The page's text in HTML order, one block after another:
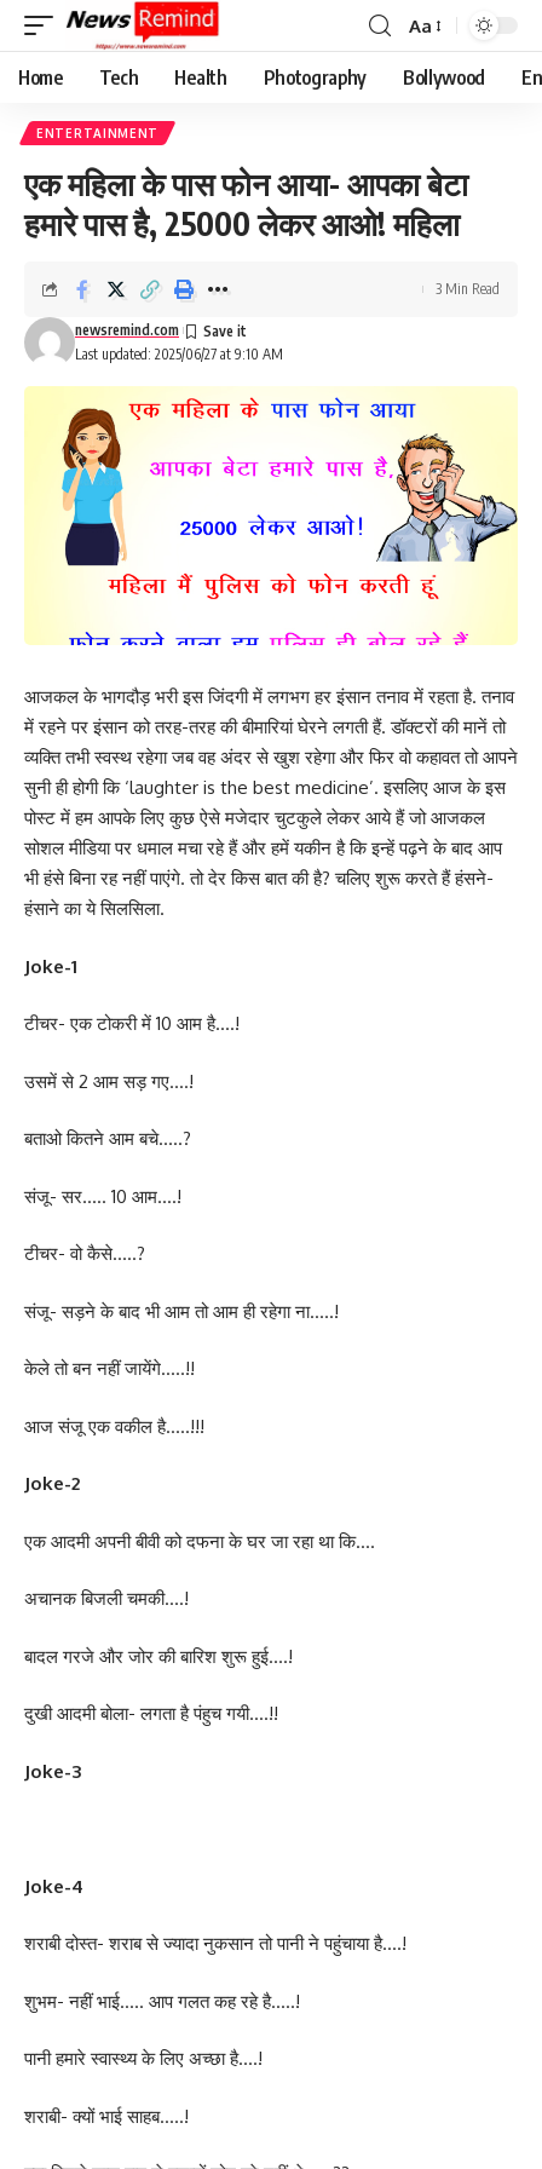
Font
Resizer
Aa
Home Tech Health Photography Bollywood
ENTERTAINMENT
एक महिला के पास फोन आया- आपका बेटा
हमारे पास है, 25000 लेकर आओ! महिला
Last updated: 2025/06/27 at 9:10 AM
newsremind.com
3 Min Read
आजकल के भागदौड़ भरी इस जिंदगी में लगभग हर इंसान तनाव में रहता है. तनाव
में रहने पर इंसान को तरह-तरह की बीमारियां घेरने लगती हैं. डॉक्टरों की मानें तो
व्यक्ति तभी स्वस्थ रहेगा जब वह अंदर से खुश रहेगा और फिर वो कहावत तो आपने
सुनी ही होगी कि ‘laughter is the best medicine’. इसलिए आज के इस
पोस्ट में हम आपके लिए कुछ ऐसे मजेदार चुटकुले लेकर आये हैं जो आजकल
सोशल मीडिया पर धमाल मचा रहे हैं और हमें यकीन है कि इन्हें पढ़ने के बाद आप
भी हंसे बिना रह नहीं पाएंगे. तो देर किस बात की है? चलिए शुरू करते हैं हंसने-
हंसाने का ये सिलसिला.
Joke-1
टीचर- एक टोकरी में 10 आम है….!
उसमें से 2 आम सड़ गए….!
बताओ कितने आम बचे…..?
संजू- सर….. 10 आम….!
टीचर- वो कैसे…..?
संजू- सड़ने के बाद भी आम तो आम ही रहेगा ना…..!
केले तो बन नहीं जायेंगे…..!!
आज संजू एक वकील है…..!!!
Joke-2
एक आदमी अपनी बीवी को दफना के घर जा रहा था कि….
अचानक बिजली चमकी….!
बादल गरजे और जोर की बारिश शुरू हुई….!
दुखी आदमी बोला- लगता है पंहुच गयी….!!
Joke-3
Joke-4
शराबी दोस्त- शराब से ज्यादा नुकसान तो पानी ने पहुंचाया है….!
शुभम- नहीं भाई….. आप गलत कह रहे है…..!
पानी हमारे स्वास्थ्य के लिए अच्छा है….!
शराबी- क्यों भाई साहब…..!